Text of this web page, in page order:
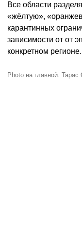
Все области
«жёлтую»,
карантинных
зависимости от от
конкретном регионе.
Photo на главной: